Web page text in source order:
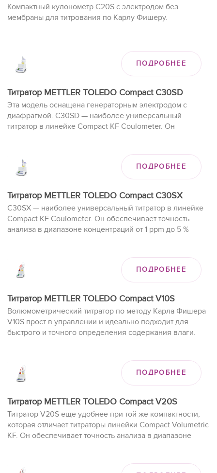
Компактный кулонометр C20S с электродом без
мембраны для титрования по Карлу Фишеру.
ПОДРОБНЕЕ
Титратор METTLER TOLEDO Compact C30SD
Эта модель оснащена генераторным электродом с
диафрагмой. C30SD — наиболее универсальный
титратор в линейке Compact KF Coulometer. Он
поддерживает 150 аналитических методов, все функции
управления данными и автоматическую работу печей
ПОДРОБНЕЕ
Титратор METTLER TOLEDO Compact C30SX
C30SX — наиболее универсальный титратор в линейке
Compact KF Coulometer. Он обеспечивает точность
анализа в диапазоне концентраций от 1 ppm до 5 %
автоматическую работу печей InMotion KF для
достижения высокой производительности.ПОДРОБНЕЕ
Титратор METTLER TOLEDO Compact V10S
Волюмометрический титратор по методу Карла Фишера
V10S прост в управлении и идеально подходит для
быстрого и точного определения содержания влаги.
серии образцов со сбором статистики.
ПОДРОБНЕЕ
Титратор METTLER TOLEDO Compact V20S
Титратор V20S еще удобнее при той же компактности,
которая отличает титраторы линейки Compact Volumetric
KF. Он обеспечивает точность анализа в диапазоне
поддерживает пять аналитических методов и все